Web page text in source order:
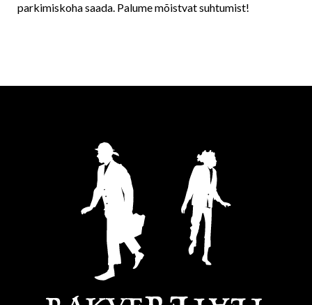
parkimiskoha saada. Palume mõistvat suhtumist!